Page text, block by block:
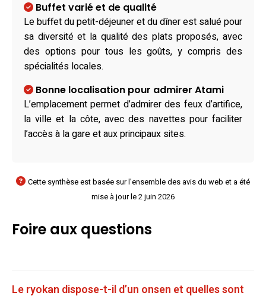
Buffet varié et de qualité
Le buffet du petit-déjeuner et du dîner est salué pour
sa diversité et la qualité des plats proposés, avec
des options pour tous les goûts, y compris des
spécialités locales.
Bonne localisation pour admirer Atami
L’emplacement permet d’admirer des feux d’artifice,
la ville et la côte, avec des navettes pour faciliter
l’accès à la gare et aux principaux sites.
Cette synthèse est basée sur l'ensemble des avis du web et a été
mise à jour le 2 juin 2026
Foire aux questions
Le ryokan dispose-t-il d’un onsen et quelles sont